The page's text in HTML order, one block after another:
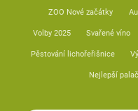
ZOO Nové začátky
Volby 2025 Svařené víno
Pěstování lichořeřišnice
Nejlepší